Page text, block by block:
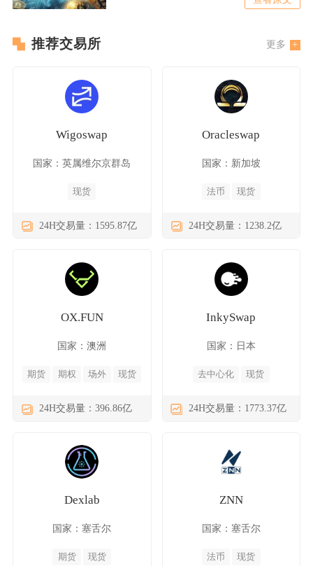
推荐交易所 更多
Wigoswap
国家：英属维尔京群岛
现货
24H交易量：1595.87亿
Oracleswap
国家：新加坡
法币 现货
24H交易量：1238.2亿
OX.FUN
国家：澳洲
期货 期权 场外 现货
24H交易量：396.86亿
InkySwap
国家：日本
去中心化 现货
24H交易量：1773.37亿
Dexlab
国家：塞舌尔
期货 现货
ZNN
国家：塞舌尔
法币 现货